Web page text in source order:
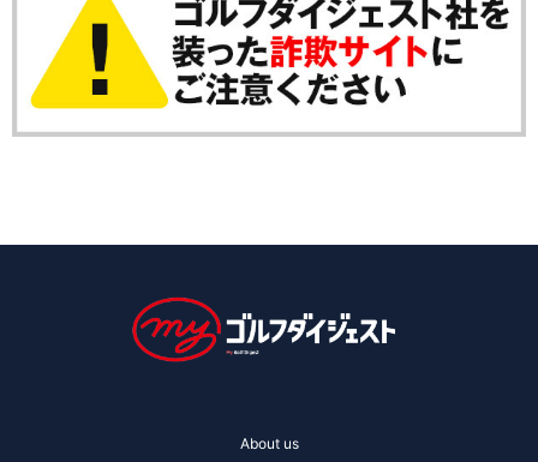
About us